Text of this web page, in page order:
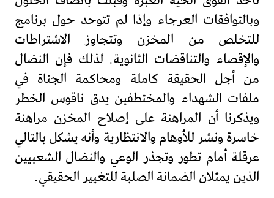
وبالتوافقات العرجاء وإذا لم تتوحد حول برنامج
للتخلص من المخزن وتتجاوز الاشتراطات
والإقصاء والتناقضات الثانوية. لذلك فإن النضال
من أجل الحقيقة كاملة ومحاكمة الجناة في
ملفات الشهداء والمختطفين يدق ناقوس الخطر
ويذكرنا أن المراهنة على إصلاح المخزن مراهنة
خاسرة ونشر للأوهام والانتظارية وأنه يشكل بالتالي
عرقلة أمام تطور وتجذر الوعي والنضال الشعبيين
الذين يمثلان الضمانة الصلبة للتغيير الحقيقي.